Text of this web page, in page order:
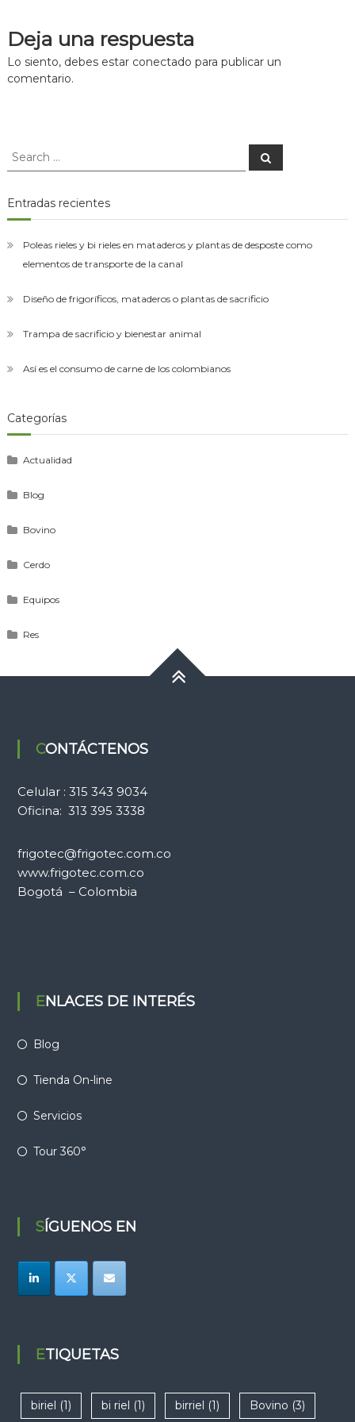
el
montaje
de
las
entradas
Deja una respuesta
Lo siento, debes estar conectado para publicar un
comentario.
Search
Search
Entradas recientes
Poleas rieles y bi rieles en mataderos y plantas de desposte como
elementos de transporte de la canal
Diseño de frigoríficos, mataderos o plantas de sacrificio
Trampa de sacrificio y bienestar animal
Así es el consumo de carne de los colombianos
Categorías
Actualidad
Blog
Bovino
Cerdo
Equipos
Res
CONTÁCTENOS
Celular : 315 343 9034
Oficina: 313 395 3338
frigotec@frigotec.com.co
www.frigotec.com.co
Bogotá – Colombia
ENLACES DE INTERÉS
Blog
Tienda On-line
Servicios
Tour 360°
SÍGUENOS EN
ETIQUETAS
biriel (1) bi riel (1) birriel (1) Bovino (3)